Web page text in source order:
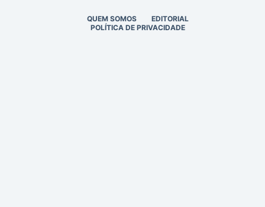
QUEM SOMOS
EDITORIAL
POLÍTICA DE PRIVACIDADE